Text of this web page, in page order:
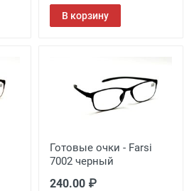
В корзину
Готовые очки - Farsi
7002 черный
240.00 ₽